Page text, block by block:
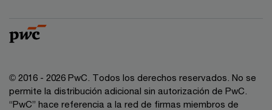
© 2016 - 2026 PwC. Todos los derechos reservados. No se
permite la distribución adicional sin autorización de PwC.
“PwC” hace referencia a la red de firmas miembros de